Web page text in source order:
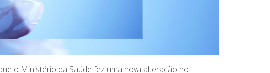
o Ministério da Saúde fez uma nova alteração no